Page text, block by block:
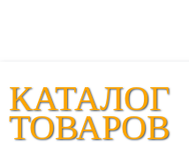
КАТАЛОГ
ТОВАРОВ